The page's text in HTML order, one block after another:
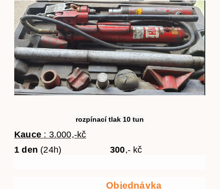
rozpínací tlak 10 tun
Kauce : 3.000,-kč
1 den (24h) 300,- kč
Objednávka